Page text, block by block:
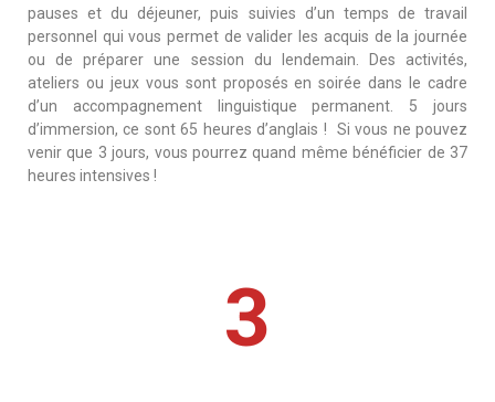
pauses et du déjeuner, puis suivies d’un temps de travail
personnel qui vous permet de valider les acquis de la journée
ou de préparer une session du lendemain. Des activités,
ateliers ou jeux vous sont proposés en soirée dans le cadre
d’un accompagnement linguistique permanent. 5 jours
d’immersion, ce sont 65 heures d’anglais ! Si vous ne pouvez
venir que 3 jours, vous pourrez quand même bénéficier de 37
heures intensives !
3